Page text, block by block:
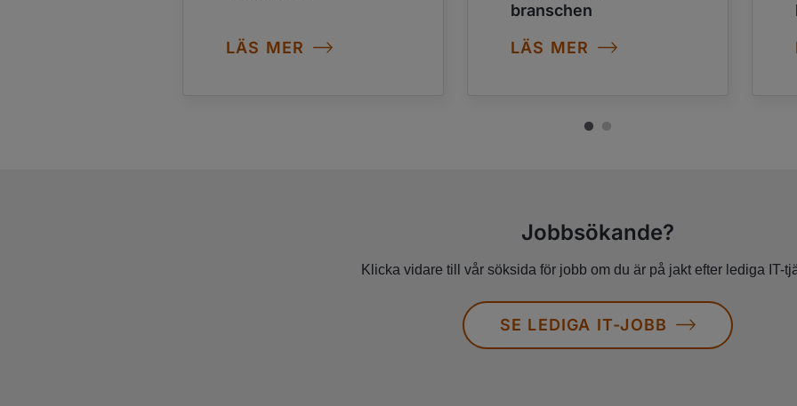
LÄS MER
branschen
LÄS MER
Jobbsökande?
Klicka vidare till vår söksida för jobb om du är på jakt efter lediga IT-
SE LEDIGA IT-JOBB